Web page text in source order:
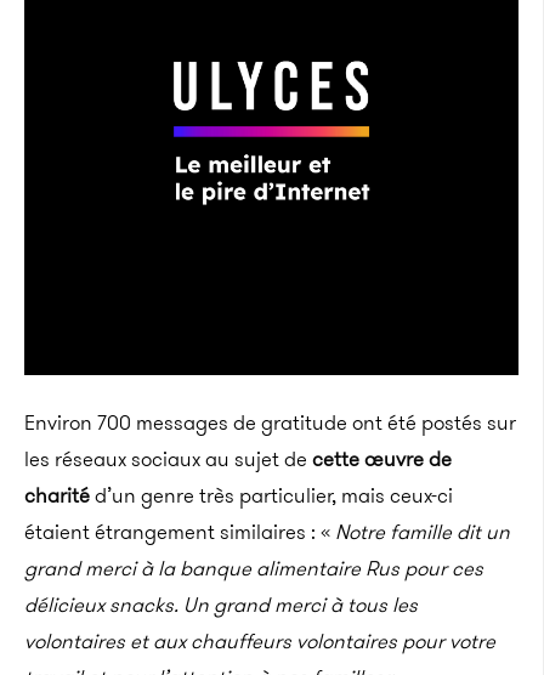
Environ 700 messages de gratitude ont été postés sur
les réseaux sociaux au sujet de cette œuvre de
charitéd’un genre très particulier, mais ceux-ci
étaient étrangement similaires : « Notre famille dit un
grand merci à la banque alimentaire Rus pour ces
délicieux snacks. Un grand merci à tous les
volontaires et aux chauffeurs volontaires pour votre